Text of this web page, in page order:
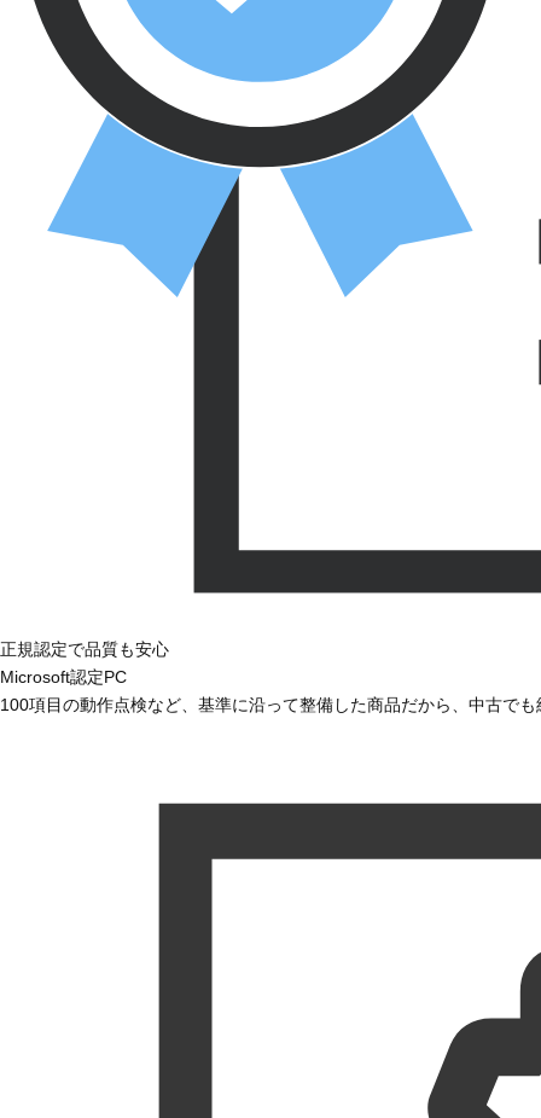
正規認定で品質も安心
Microsoft認定PC
100項目の動作点検など、基準に沿って整備した商品だから、中古で